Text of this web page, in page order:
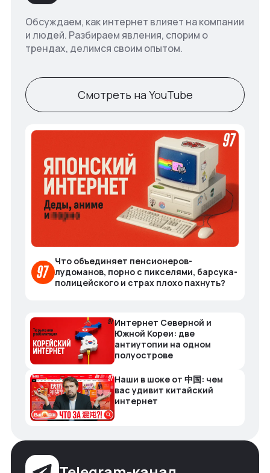
Обсуждаем, как интернет влияет на компании
и людей. Разбираем явления, спорим о
трендах, делимся своим опытом.
Смотреть на YouTube
Что объединяет пенсионеров-
лудоманов, порно с пикселями, барсука-
полицейского и страх плохо пахнуть?
Интернет Северной и
Южной Кореи: две
антиутопии на одном
полуострове
Наши в шоке от 中国: чем
вас удивит китайский
интернет